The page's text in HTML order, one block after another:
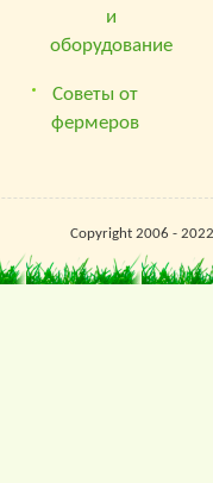
и
оборудование
Советы от
фермеров
Copyright 2006 -